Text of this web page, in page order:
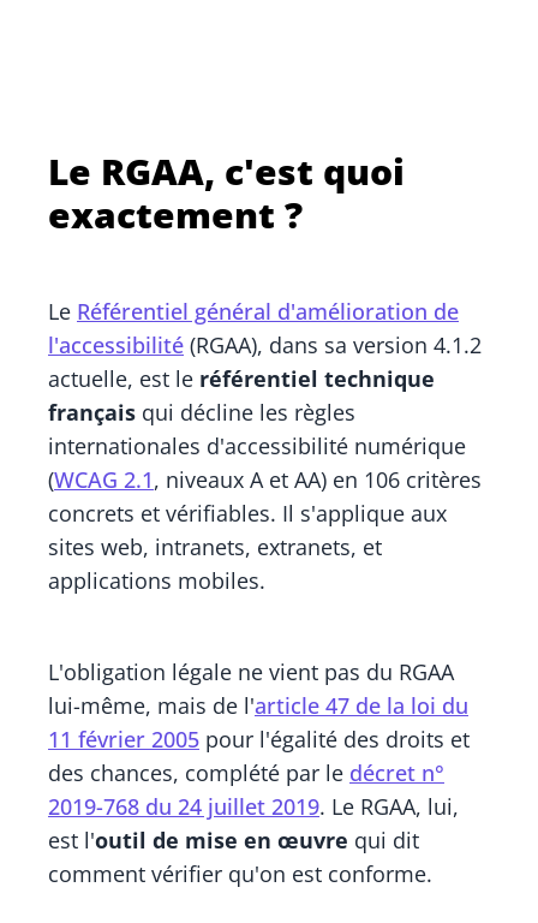
Le RGAA, c'est quoi
exactement ?
Le Référentiel général d'amélioration de
l'accessibilité (RGAA), dans sa version 4.1.2
actuelle, est le référentiel technique
français qui décline les règles
internationales d'accessibilité numérique
(WCAG 2.1, niveaux A et AA) en 106 critères
concrets et vérifiables. Il s'applique aux
sites web, intranets, extranets, et
applications mobiles.
L'obligation légale ne vient pas du RGAA
lui-même, mais de l'article 47 de la loi du
11 février 2005 pour l'égalité des droits et
des chances, complété par le décret n°
2019-768 du 24 juillet 2019. Le RGAA, lui,
est l'outil de mise en œuvre qui dit
comment vérifier qu'on est conforme.